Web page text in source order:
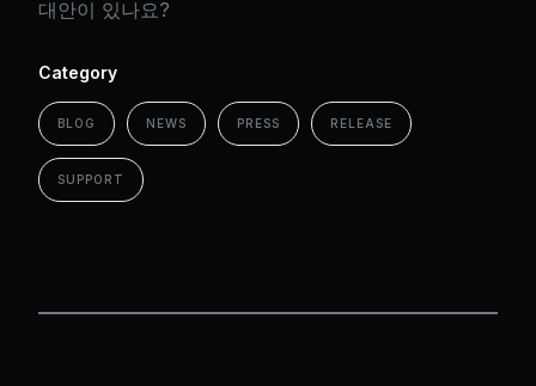
대안이 있나요?
Category
BLOG NEWS PRESS RELEASE
SUPPORT